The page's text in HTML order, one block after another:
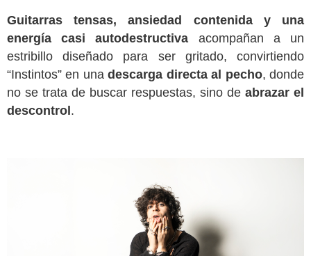
Guitarras tensas, ansiedad contenida y una
energía casi autodestructiva
acompañan a un
estribillo diseñado para ser gritado, convirtiendo
“Instintos” en una descarga directa al pecho, donde
no se trata de buscar respuestas, sino de abrazar el
descontrol.